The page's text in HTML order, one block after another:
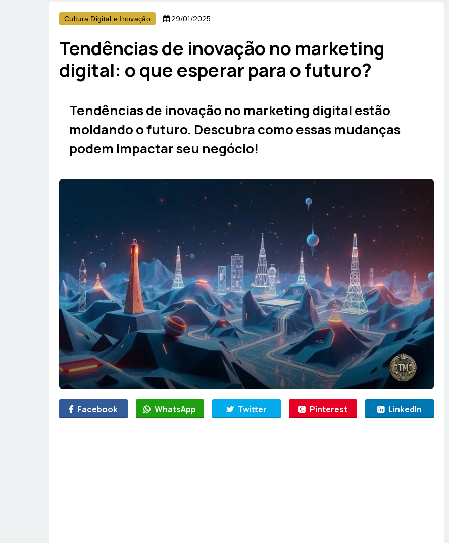
Cultura Digital e Inovação 29/01/2025
Tendências de inovação no marketing
digital: o que esperar para o futuro?
Tendências de inovação no marketing digital estão
moldando o futuro. Descubra como essas mudanças
podem impactar seu negócio!
Facebook WhatsApp Twitter Pinterest LinkedIn